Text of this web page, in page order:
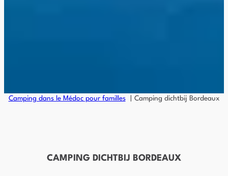
Camping dans le Médoc pour familles Camping dichtbij Bordeaux
CAMPING DICHTBIJ BORDEAUX